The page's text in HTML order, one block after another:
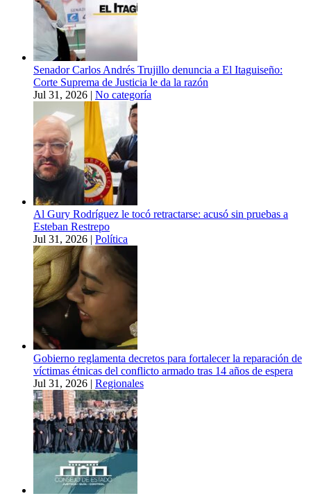
Senador Carlos Andrés Trujillo denuncia a El Itaguiseño:
Corte Suprema de Justicia le da la razón
Jul 31, 2026 | No categoría
Al Gury Rodríguez le tocó retractarse: acusó sin pruebas a
Esteban Restrepo
Jul 31, 2026 | Política
Gobierno reglamenta decretos para fortalecer la reparación de
víctimas étnicas del conflicto armado tras 14 años de espera
Jul 31, 2026 | Regionales